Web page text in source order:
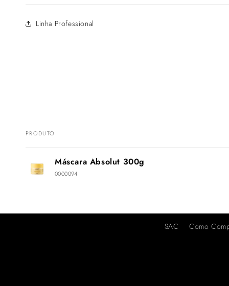
Linha Professional
PRODUTO
Máscara Absolut 300g
0000094
SAC Como